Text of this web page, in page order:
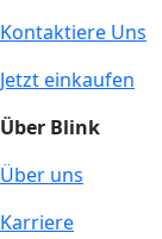
Kontaktiere Uns
Jetzt einkaufen
Über Blink
Über uns
Karriere